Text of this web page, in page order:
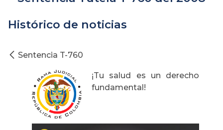
Histórico de noticias
Sentencia T-760
¡Tu salud es un derecho
fundamental!